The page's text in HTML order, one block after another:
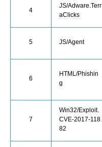
4
JS/Adware.Terr
aClicks
5 JS/Agent
6
HTML/Phishin
g
7
Win32/Exploit.
CVE-2017-118
82